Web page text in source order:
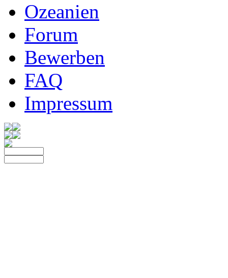
Ozeanien
Forum
Bewerben
FAQ
Impressum